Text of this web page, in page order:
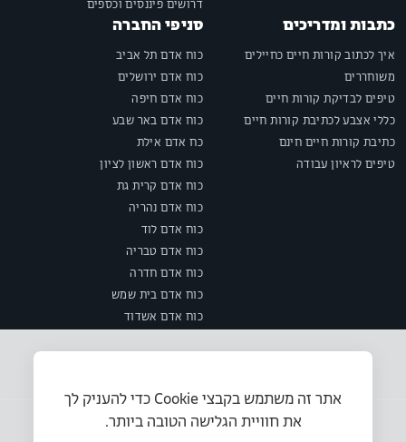
דרושים פיננסים וכספים
כתבות ומדריכים
איך לכתוב קורות חיים כחיילים
משוחררים
טיפים לבדיקת קורות חיים
כללי אצבע לכתיבת קורות חיים
כתיבת קורות חיים חינם
טיפים לראיון עבודה
סניפי החברה
כוח אדם תל אביב
כוח אדם ירושלים
כוח אדם חיפה
כוח אדם באר שבע
כח אדם אילת
כוח אדם ראשון לציון
כוח אדם קרית גת
כוח אדם נהריה
כוח אדם לוד
כוח אדם טבריה
כוח אדם חדרה
כוח אדם בית שמש
כוח אדם אשדוד
אתר זה משתמש בקבצי Cookie כדי להעניק לך
את חוויית הגלישה הטובה ביותר.